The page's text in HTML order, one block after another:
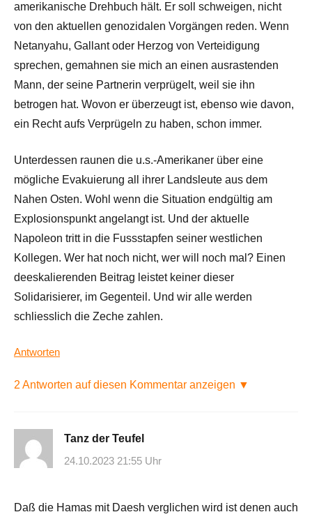
amerikanische Drehbuch hält. Er soll schweigen, nicht
von den aktuellen genozidalen Vorgängen reden. Wenn
Netanyahu, Gallant oder Herzog von Verteidigung
sprechen, gemahnen sie mich an einen ausrastenden
Mann, der seine Partnerin verprügelt, weil sie ihn
betrogen hat. Wovon er überzeugt ist, ebenso wie davon,
ein Recht aufs Verprügeln zu haben, schon immer.
Unterdessen raunen die u.s.-Amerikaner über eine
mögliche Evakuierung all ihrer Landsleute aus dem
Nahen Osten. Wohl wenn die Situation endgültig am
Explosionspunkt angelangt ist. Und der aktuelle
Napoleon tritt in die Fussstapfen seiner westlichen
Kollegen. Wer hat noch nicht, wer will noch mal? Einen
deeskalierenden Beitrag leistet keiner dieser
Solidarisierer, im Gegenteil. Und wir alle werden
schliesslich die Zeche zahlen.
Antworten
2 Antworten auf diesen Kommentar anzeigen ▼
Tanz der Teufel
24.10.2023 21:55 Uhr
Daß die Hamas mit Daesh verglichen wird ist denen auch